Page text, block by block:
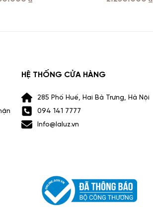
HỆ THỐNG CỬA HÀNG
285 Phố Huế, Hai Bà Trưng, Hà Nội
094 141 7777
Info@laluz.vn